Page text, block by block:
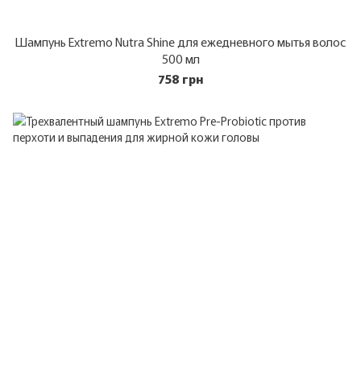
Шампунь Extremo Nutra Shine для ежедневного мытья волос
500 мл
758 грн